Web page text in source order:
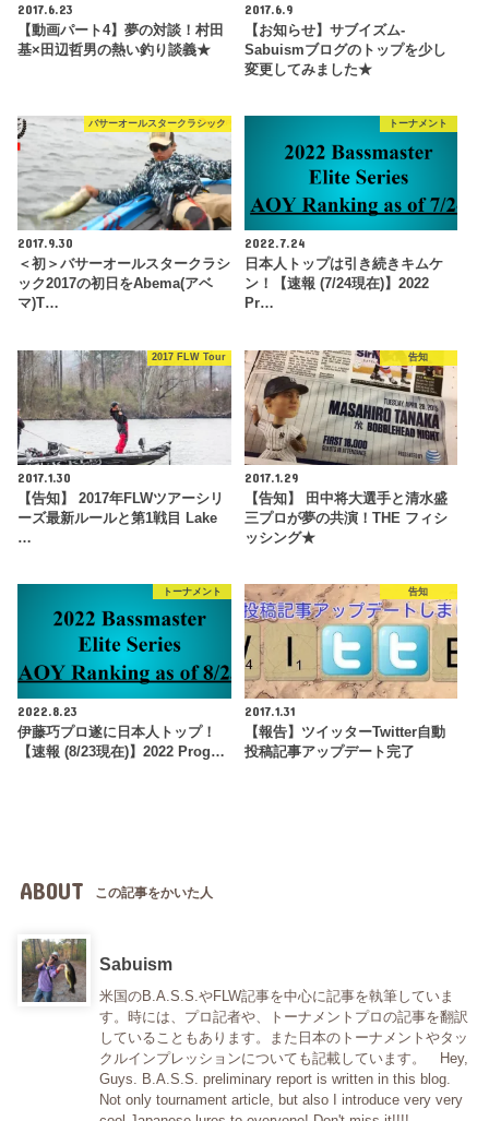
2017.6.23
【動画パート4】夢の対談！村田
基×田辺哲男の熱い釣り談義★
2017.6.9
【お知らせ】サブイズム-
Sabuismブログのトップを少し
変更してみました★
バサーオールスタークラシック
2017.9.30
＜初＞バサーオールスタークラシ
ック2017の初日をAbema(アベ
マ)T…
トーナメント
2022.7.24
日本人トップは引き続きキムケ
ン！【速報 (7/24現在)】2022
Pr…
2017 FLW Tour
2017.1.30
【告知】 2017年FLWツアーシリ
ーズ最新ルールと第1戦目 Lake
…
告知
2017.1.29
【告知】 田中将大選手と清水盛
三プロが夢の共演！THE フィシ
ッシング★
トーナメント
2022.8.23
伊藤巧プロ遂に日本人トップ！
【速報 (8/23現在)】2022 Prog…
告知
2017.1.31
【報告】ツイッターTwitter自動
投稿記事アップデート完了
ABOUT この記事をかいた人
Sabuism
米国のB.A.S.S.やFLW記事を中心に記事を執筆していま
す。時には、プロ記者や、トーナメントプロの記事を翻訳
していることもあります。また日本のトーナメントやタッ
クルインプレッションについても記載しています。 Hey,
Guys. B.A.S.S. preliminary report is written in this blog.
Not only tournament article, but also I introduce very very